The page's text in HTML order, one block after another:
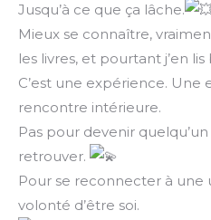
Jusqu’à ce que ça lâche.
Mieux se connaître,
les livres, et pourtant j’en
C’est une expérience.
rencontre intérieure.
Pas pour devenir
retrouver.
Pour se reconnecter à une
volonté d’être soi.